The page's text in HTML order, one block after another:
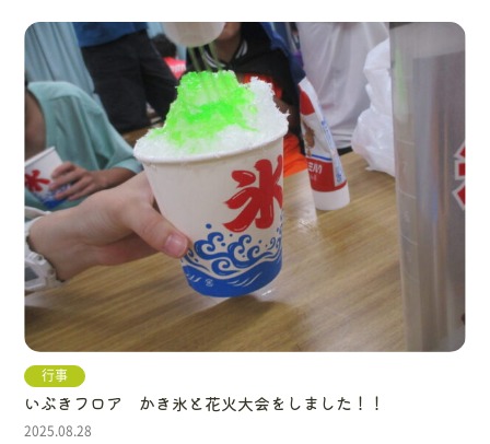
行事
いぶきフロア かき氷と花火大会をしました！！
2025.08.28